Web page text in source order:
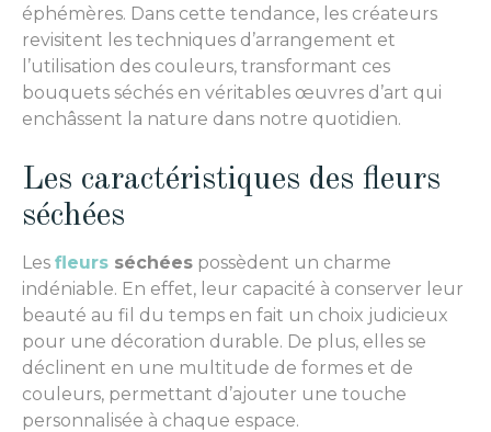
éphémères. Dans cette tendance, les créateurs
revisitent les techniques d’arrangement et
l’utilisation des couleurs, transformant ces
bouquets séchés en véritables œuvres d’art qui
enchâssent la nature dans notre quotidien.
Les caractéristiques des fleurs
séchées
Les fleurs séchées possèdent un charme
indéniable. En effet, leur capacité à conserver leur
beauté au fil du temps en fait un choix judicieux
pour une décoration durable. De plus, elles se
déclinent en une multitude de formes et de
couleurs, permettant d’ajouter une touche
personnalisée à chaque espace.